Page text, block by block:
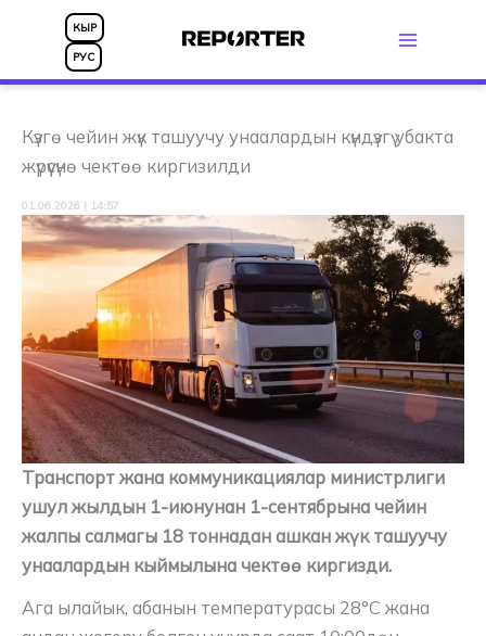
КЫР
РУС
Күзгө чейин жүк ташуучу унаалардын күндүзгү убакта
жүрүүсүнө чектөө киргизилди
01.06.2026 | 14:57
Транспорт жана коммуникациялар министрлиги
ушул жылдын 1-июнунан 1-сентябрына чейин
жалпы салмагы 18 тоннадан ашкан жүк ташуучу
унаалардын кыймылына чектөө киргизди.
Ага ылайык, абанын температурасы 28°C жана